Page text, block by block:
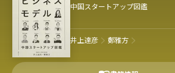
中国スタートアップ図鑑
井上達彦 鄭雅方